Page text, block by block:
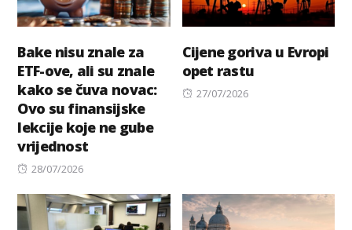
Bake nisu znale za
ETF-ove, ali su znale
kako se čuva novac:
Ovo su finansijske
lekcije koje ne gube
vrijednost
Posted
28/07/2026
Cijene goriva u Evropi
opet rastu
Posted
27/07/2026